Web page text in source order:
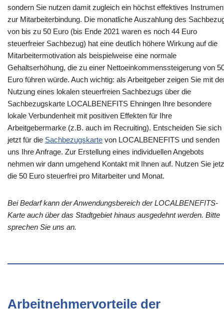
sondern Sie nutzen damit zugleich ein höchst effektives
zur Mitarbeiterbindung. Die monatliche Auszahlung des
von bis zu 50 Euro (bis Ende 2021 waren es noch 44 Euro
steuerfreier Sachbezug) hat eine deutlich höhere Wirkung auf die
Mitarbeitermotivation als beispielweise eine normale
Gehaltserhöhung, die zu einer Nettoeinkommenssteigerung von
Euro führen würde. Auch wichtig: als Arbeitgeber zeigen Sie mit
Nutzung eines lokalen steuerfreien Sachbezugs über die
Sachbezugskarte LOCALBENEFITS Ehningen Ihre besondere
lokale Verbundenheit mit positiven Effekten für Ihre
Arbeitgebermarke (z.B. auch im Recruiting). Entscheiden Sie sich
jetzt für die Sachbezugskarte von LOCALBENEFITS und senden
uns Ihre Anfrage. Zur Erstellung eines individuellen Angebots
nehmen wir dann umgehend Kontakt mit Ihnen auf. Nutzen Sie
die 50 Euro steuerfrei pro Mitarbeiter und Monat.
Bei Bedarf kann der Anwendungsbereich der LOCALBENEFITS-
Karte auch über das Stadtgebiet hinaus ausgedehnt werden. Bitte
sprechen Sie uns an.
Arbeitnehmervorteile der